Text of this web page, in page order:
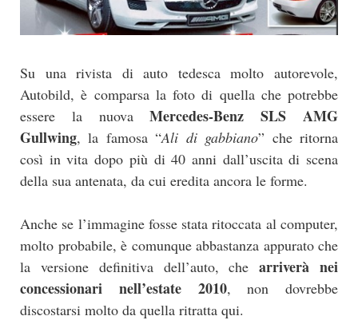
Su una rivista di auto tedesca molto autorevole,
Autobild, è comparsa la foto di quella che potrebbe
essere la nuovaMercedes-Benz SLS AMG
Gullwing, la famosa “Ali di gabbiano” che ritorna
così in vita dopo più di 40 anni dall’uscita di scena
della sua antenata, da cui eredita ancora le forme.
Anche se l’immagine fosse stata ritoccata al computer,
molto probabile, è comunque abbastanza appurato che
la versione definitiva dell’auto, chearriverà nei
concessionari nell’estate 2010, non dovrebbe
discostarsi molto da quella ritratta qui.